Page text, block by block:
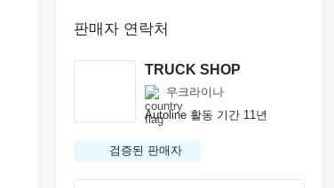
판매자 연락처
TRUCK SHOP
우크라이나
Autoline 활동 기간 11년
검증된 판매자